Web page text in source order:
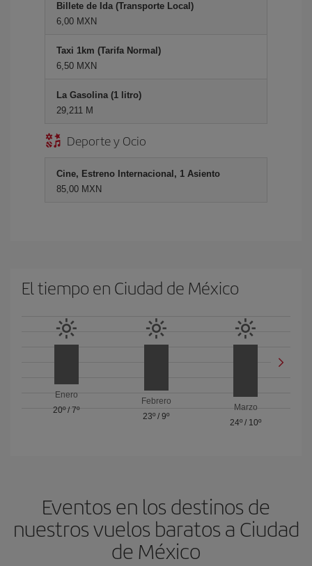
Billete de Ida (Transporte Local)
6,00 MXN
Taxi 1km (Tarifa Normal)
6,50 MXN
La Gasolina (1 litro)
29,211 M
Deporte y Ocio
Cine, Estreno Internacional, 1 Asiento
85,00 MXN
El tiempo en Ciudad de México
Enero
20º/7º
Febrero
23º / 9º
Marzo
24º / 10º
Eventos en los destinos de
nuestros vuelos baratos a Ciudad
de México